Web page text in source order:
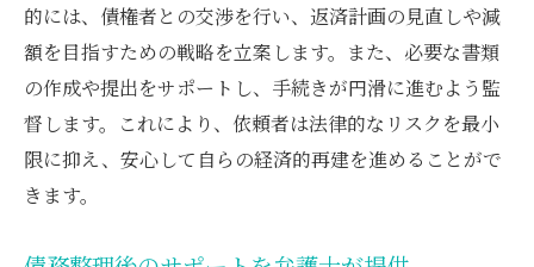
的には、債権者との交渉を行い、返済計画の見直しや減
額を目指すための戦略を立案します。また、必要な書類
の作成や提出をサポートし、手続きが円滑に進むよう監
督します。これにより、依頼者は法律的なリスクを最小
限に抑え、安心して自らの経済的再建を進めることがで
きます。